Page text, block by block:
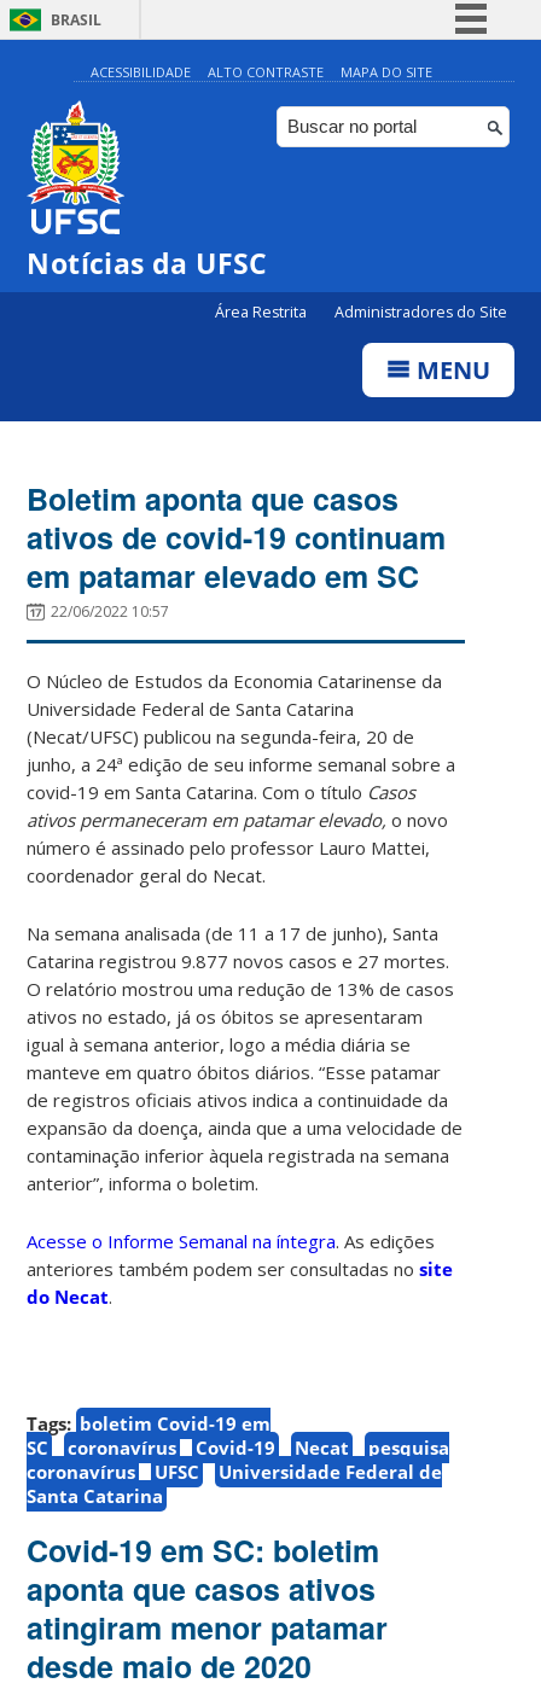
BRASIL
Simplifique!
Comunica BR
Participe
ACESSIBILIDADE ALTO CONTRASTE MAPA DO SITE
Notícias da UFSC
Área Restrita Administradores do Site
MENU
Boletim aponta que casos
ativos de covid-19 continuam
em patamar elevado em SC
22/06/2022 10:57
O Núcleo de Estudos da Economia Catarinense da
Universidade Federal de Santa Catarina
(Necat/UFSC) publicou na segunda-feira, 20 de
junho, a 24ª edição de seu informe semanal sobre a
covid-19 em Santa Catarina. Com o título Casos
ativos permaneceram em patamar elevado,o novo
número é assinado pelo professor Lauro Mattei,
coordenador geral do Necat.
Na semana analisada (de 11 a 17 de junho), Santa
Catarina registrou 9.877 novos casos e 27 mortes.
O relatório mostrou uma redução de 13% de casos
ativos no estado, já os óbitos se apresentaram
igual à semana anterior, logo a média diária se
manteve em quatro óbitos diários. “Esse patamar
de registros oficiais ativos indica a continuidade da
expansão da doença, ainda que a uma velocidade de
contaminação inferior àquela registrada na semana
anterior”, informa o boletim.
Acesse o Informe Semanal na íntegra. As edições
anteriores também podem ser consultadas nosite
do Necat.
Tags: boletim Covid-19 em
SC
coronavírus Covid-19 Necat
pesquisa
coronavírus
UFSC
Universidade Federal de
Santa Catarina
Covid-19 em SC: boletim
aponta que casos ativos
atingiram menor patamar
desde maio de 2020